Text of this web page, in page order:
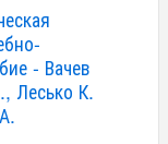
- Вачев
Лесько К.